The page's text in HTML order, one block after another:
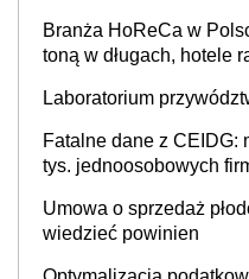
Branża HoReCa w
toną w długach, hotele
Laboratorium
Fatalne dane z CEIDG:
tys. jednoosobowych
Umowa o sprzedaż
wiedzieć powinien